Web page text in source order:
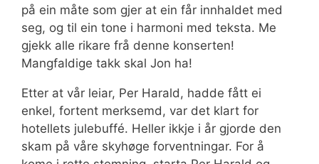
på ein måte som gjer at ein får innhaldet med
seg, og til ein tone i harmoni med teksta. Me
gjekk alle rikare frå denne konserten!
Mangfaldige takk skal Jon ha!
Etter at vår leiar, Per Harald, hadde fått ei
enkel, fortent merksemd, var det klart for
hotellets julebuffé. Heller ikkje i år gjorde den
skam på våre skyhøge forventningar. For å